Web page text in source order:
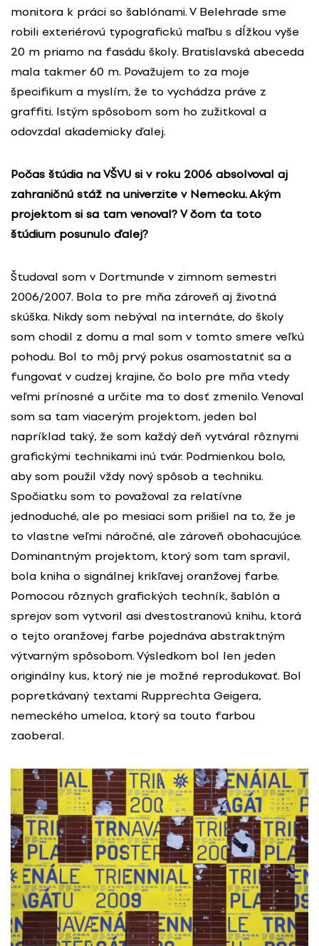
monitora k práci so šablónami. V Belehrade sme
robili exteriérovú typografickú maľbu s dĺžkou vyše
20 m priamo na fasádu školy. Bratislavská abeceda
mala takmer 60 m. Považujem to za moje
špecifikum a myslím, že to vychádza práve z
graffiti. Istým spôsobom som ho zužitkoval a
odovzdal akademicky ďalej.
Počas štúdia na VŠVU si v roku 2006 absolvoval aj
zahraničnú stáž na univerzite v Nemecku. Akým
projektom si sa tam venoval? V čom ťa toto
štúdium posunulo ďalej?
Študoval som v Dortmunde v zimnom semestri
2006/2007. Bola to pre mňa zároveň aj životná
skúška. Nikdy som nebýval na internáte, do školy
som chodil z domu a mal som v tomto smere veľkú
pohodu. Bol to môj prvý pokus osamostatniť sa a
fungovať v cudzej krajine, čo bolo pre mňa vtedy
veľmi prínosné a určite ma to dosť zmenilo. Venoval
som sa tam viacerým projektom, jeden bol
napríklad taký, že som každý deň vytváral rôznymi
grafickými technikami inú tvár. Podmienkou bolo,
aby som použil vždy nový spôsob a techniku.
Spočiatku som to považoval za relatívne
jednoduché, ale po mesiaci som prišiel na to, že je
to vlastne veľmi náročné, ale zároveň obohacujúce.
Dominantným projektom, ktorý som tam spravil,
bola kniha o signálnej krikľavej oranžovej farbe.
Pomocou rôznych grafických techník, šablón a
sprejov som vytvoril asi dvestostranovú knihu, ktorá
o tejto oranžovej farbe pojednáva abstraktným
výtvarným spôsobom. Výsledkom bol len jeden
originálny kus, ktorý nie je možné reprodukovať. Bol
popretkávaný textami Rupprechta Geigera,
nemeckého umelca, ktorý sa touto farbou
zaoberal.